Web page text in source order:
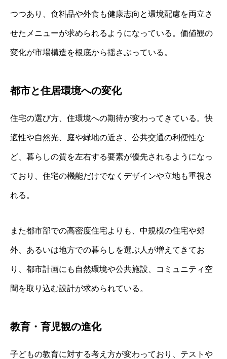
つつあり、食料品や外食も健康志向と環境配慮を両立さ
せたメニューが求められるようになっている。価値観の
変化が市場構造を根底から揺さぶっている。
都市と住居環境への変化
住宅の選び方、住環境への期待が変わってきている。快
適性や自然光、庭や緑地の近さ、公共交通の利便性な
ど、暮らしの質を左右する要素が優先されるようになっ
ており、住宅の機能だけでなくデザインや立地も重視さ
れる。
また都市部での高密度住宅よりも、中規模の住宅や郊
外、あるいは地方での暮らしを選ぶ人が増えてきてお
り、都市計画にも自然環境や公共施設、コミュニティ空
間を取り込む設計が求められている。
教育・育児観の進化
子どもの教育に対する考え方が変わっており、テストや